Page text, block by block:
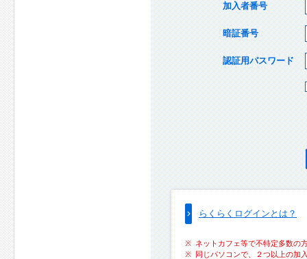
加入者番号
暗証番号
認証用パスワード
らくらくログインとは？
ネットカフェ等で不特定多数の
同じパソコンで、２つ以上の加